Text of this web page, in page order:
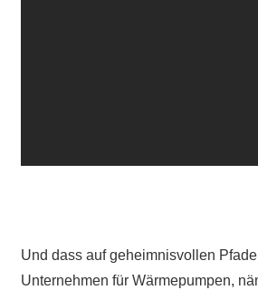
Und dass auf geheimnisvollen
Unternehmen für Wärmepumpen,